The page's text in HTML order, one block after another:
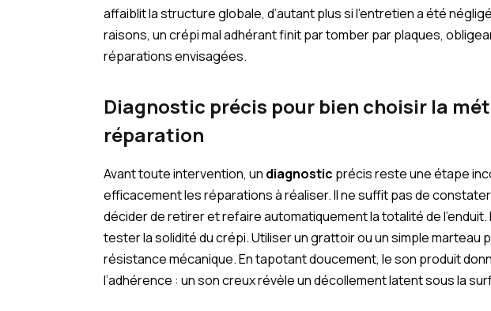
affaiblit la structure globale, d’autant plus si l’entretien a été
raisons, un crépi mal adhérant finit par tomber par plaques,
réparations envisagées.
Diagnostic précis pour bien choisir la
réparation
Avant toute intervention, un diagnostic précis reste une étape
efficacement les réparations à réaliser. Il ne suffit pas de
décider de retirer et refaire automatiquement la totalité de
tester la solidité du crépi. Utiliser un grattoir ou un simple marteau
résistance mécanique. En tapotant doucement, le son produit
l’adhérence : un son creux révèle un décollement latent sous la